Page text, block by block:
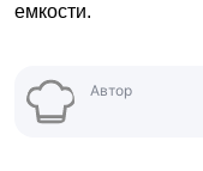
емкости.
Автор